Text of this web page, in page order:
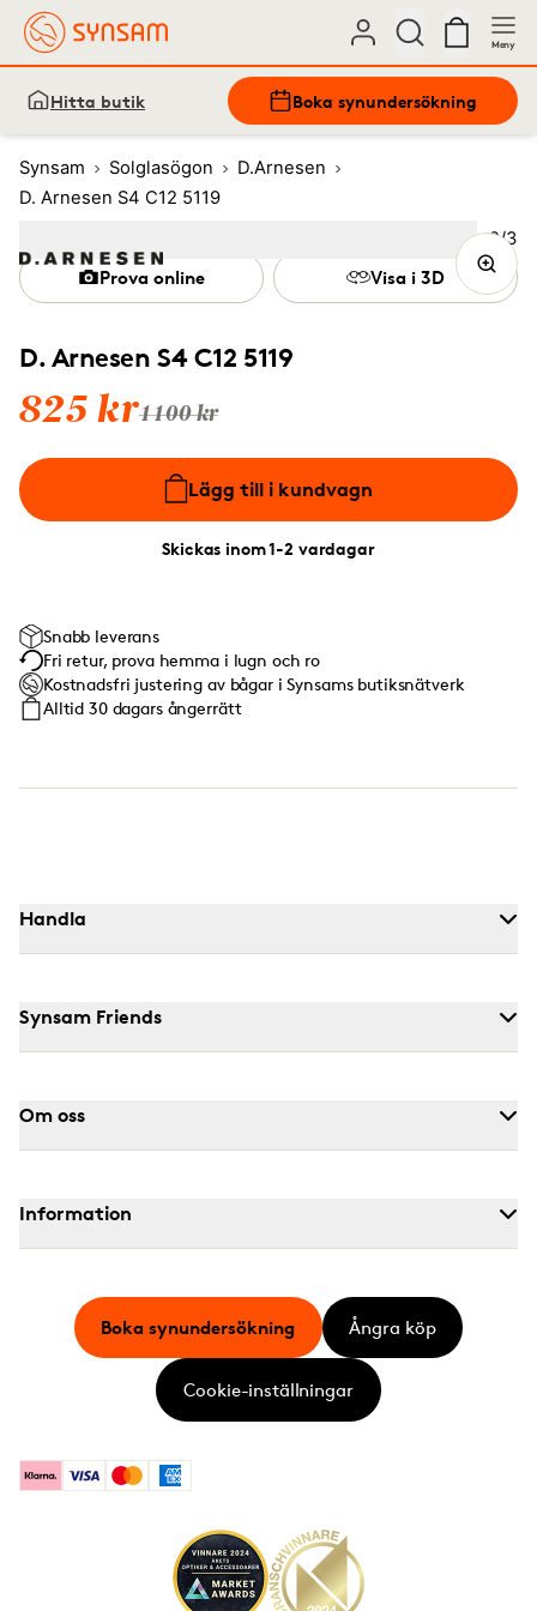
Meny
Hitta butik Boka synundersökning
Synsam Solglasögon
D.Arnesen
D. Arnesen S4 C12 5119
D. Arnesen S4 C12 5119
825 kr1100 kr
Lägg till i kundvagn
Skickas inom 1-2 vardagar
Prova online Visa i 3D
Snabb leverans
Fri retur, prova hemma i lugn och ro
Kostnadsfri justering av bågar i Synsams butiksnätverk
Alltid 30 dagars ångerrätt
Bild
2/3
Image 1 3
Handla
Synsam Friends
Om oss
Information
KlarnaVisa MastercardAmerican Express
Boka synundersökning Ångra köp
Cookie-inställningar